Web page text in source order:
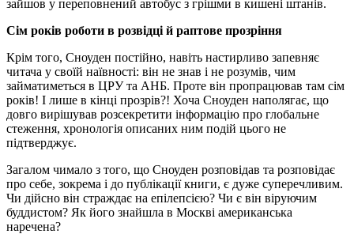
зайшов у переповнений автобус з грішми в кишені штанів.
Сім років роботи в розвідці й раптове прозріння
Крім того, Сноуден постійно, навіть настирливо запевняє
читача у своїй наївності: він не знав і не розумів, чим
займатиметься в ЦРУ та АНБ. Проте він пропрацював там сім
років! І лише в кінці прозрів?! Хоча Сноуден наполягає, що
довго вирішував розсекретити інформацію про глобальне
стеження, хронологія описаних ним подій цього не
підтверджує.
Загалом чимало з того, що Сноуден розповідав та розповідає
про себе, зокрема і до публікації книги, є дуже суперечливим.
Чи дійсно він страждає на епілепсією? Чи є він віруючим
буддистом? Як його знайшла в Москві американська
наречена?